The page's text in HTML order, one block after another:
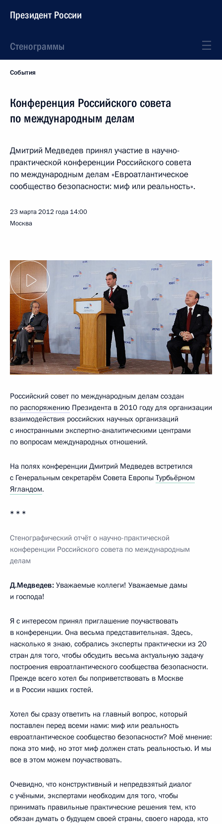
Президент России
Стенограммы
События
Конференция Российского совета
по международным делам
Дмитрий Медведев принял участие в научно-
практической конференции Российского совета
по международным делам «Евроатлантическое
сообщество безопасности: миф или реальность».
23 марта 2012 года 14:00
Москва
Российский совет по международным делам создан
по распоряжению Президента в 2010 году для организации
взаимодействия российских научных организаций
с иностранными экспертно-аналитическими центрами
по вопросам международных отношений.
На полях конференции Дмитрий Медведев встретился
с Генеральным секретарём Совета Европы Турбьёрном
Ягландом.
* * *
Стенографический отчёт о научно-практической
конференции Российского совета по международным
делам
Д.Медведев: Уважаемые коллеги! Уважаемые дамы
и господа!
Я с интересом принял приглашение поучаствовать
в конференции. Она весьма представительная. Здесь,
насколько я знаю, собрались эксперты практически из 20
стран для того, чтобы обсудить весьма актуальную задачу
построения евроатлантического сообщества безопасности.
Прежде всего хотел бы поприветствовать в Москве
и в России наших гостей.
Хотел бы сразу ответить на главный вопрос, который
поставлен перед всеми нами: миф или реальность
евроатлантическое сообщество безопасности? Моё мнение:
пока это миф, но этот миф должен стать реальностью. И мы
все в этом можем поучаствовать.
Очевидно, что конструктивный и непредвзятый диалог
с учёными, экспертами необходим для того, чтобы
принимать правильные практические решения тем, кто
обязан думать о будущем своей страны, своего народа, кто